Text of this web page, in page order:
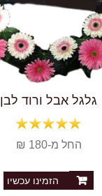
גלגל אבל ורוד לבן
החל מ-180 ₪
הזמינו עכשיו